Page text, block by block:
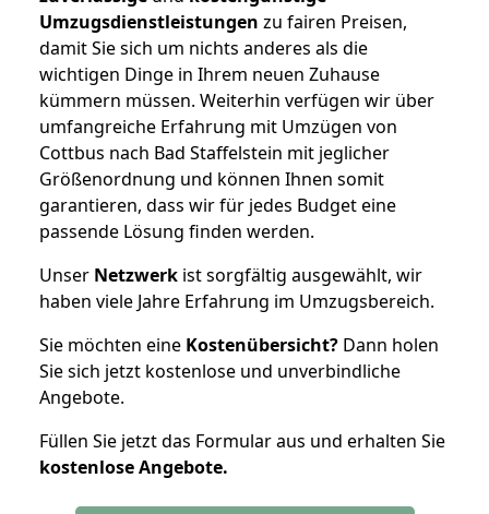
Umzugsdienstleistungen zu fairen Preisen,
damit Sie sich um nichts anderes als die
wichtigen Dinge in Ihrem neuen Zuhause
kümmern müssen. Weiterhin verfügen wir über
umfangreiche Erfahrung mit Umzügen von
Cottbus nach Bad Staffelstein mit jeglicher
Größenordnung und können Ihnen somit
garantieren, dass wir für jedes Budget eine
passende Lösung finden werden.
Unser Netzwerk ist sorgfältig ausgewählt, wir
haben viele Jahre Erfahrung im Umzugsbereich.
Sie möchten eine Kostenübersicht? Dann holen
Sie sich jetzt kostenlose und unverbindliche
Angebote.
Füllen Sie jetzt das Formular aus und erhalten Sie
kostenloseAngebote.